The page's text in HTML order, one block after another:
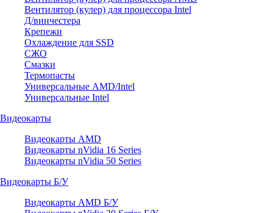
Вентилятор (кулер) для процессора Intel
Д/винчестера
Крепежи
Охлаждение для SSD
СЖО
Смазки
Термопасты
Универсальные AMD/Intel
Универсальные Intel
Видеокарты
Видеокарты AMD
Видеокарты nVidia 16 Series
Видеокарты nVidia 50 Series
Видеокарты Б/У
Видеокарты AMD Б/У